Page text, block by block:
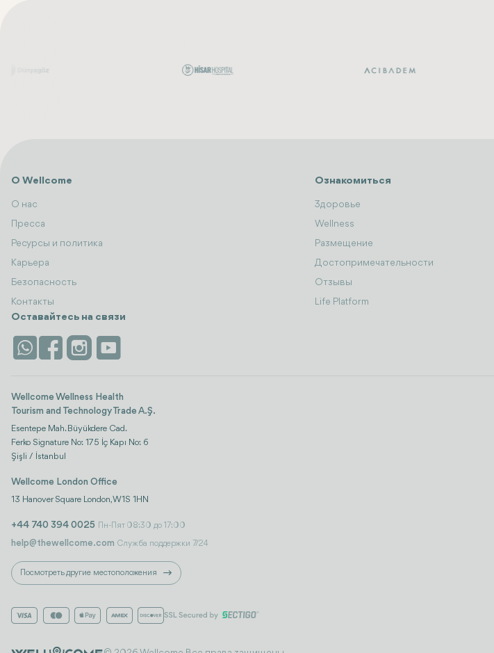
О Wellcome
О нас
Пресса
Ресурсы и политика
Карьера
Безопасность
Контакты
Ознакомиться
Здоровье
Wellness
Размещение
Достопримечательности
Отзывы
Life Platform
Оставайтесь на связи
Wellcome Wellness Health
Tourism and Technology Trade A.Ş.
Esentepe Mah. Büyükdere Cad.
Ferko Signature No: 175 İç Kapı No: 6
Şişli / İstanbul
Wellcome London Office
13 Hanover Square London, W1S 1HN
+44 740 394 0025 Пн-Пят 08:30 до 17:00
help@thewellcome.com Служба поддержки 7/24
Посмотреть другие местоположения